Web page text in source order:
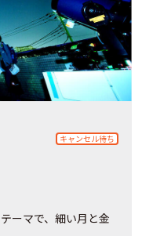
キャンセル待ち
ーマで、細い月と金